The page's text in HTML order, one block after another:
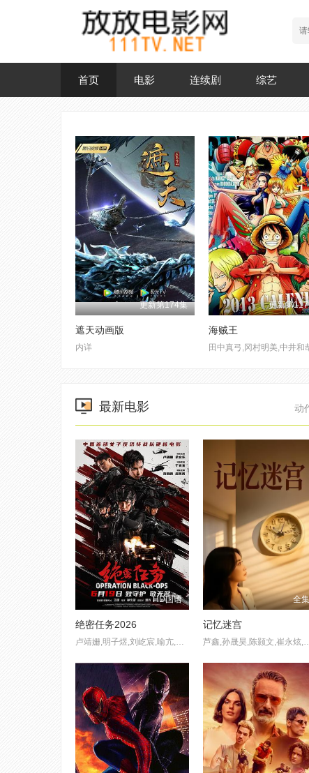
首页 电影 连续剧 综艺
更新第174集
遮天动画版
内详
更新第
海贼王
最新电影 动
HD国语
绝密任务2026
卢靖姗,明子煜,刘屹宸,喻亢,蒋璐霞,周惠林,陶慧敏,张溯哲,高曙光,曹操,屈菁菁,余文乐,于晓光,于文文,朱庭辰,褚旭,王若麟,常丹丹,叶彤,亮月儿,尚馨,朱烁燃,潘羞月,王飞斐,金丽慧子,凡尼达·宾蒂·伊姆兰,杰布,Keno
全集
记忆迷宫
芦鑫,孙晟昊,陈颢文,崔